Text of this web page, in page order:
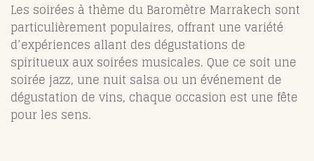
Les soirées à thème du Baromètre Marrakech sont
particulièrement populaires, offrant une variété
d’expériences allant des dégustations de
spiritueux aux soirées musicales. Que ce soit une
soirée jazz, une nuit salsa ou un événement de
dégustation de vins, chaque occasion est une fête
pour les sens.